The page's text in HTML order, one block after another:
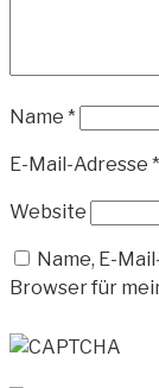
Name *
E-Mail-Adresse *
Website
Name, E-
Browser für